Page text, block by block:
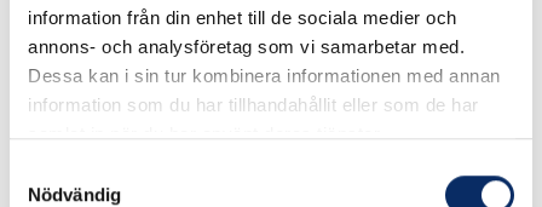
information från din enhet till de sociala medier och
annons- och analysföretag som vi samarbetar med.
Dessa kan i sin tur kombinera informationen med annan
information som du har tillhandahållit eller som de har
samlat in när du har använt deras tjänster.
Nödvändig
I lager
Antal
remove
99kr
Lägg i varukorg